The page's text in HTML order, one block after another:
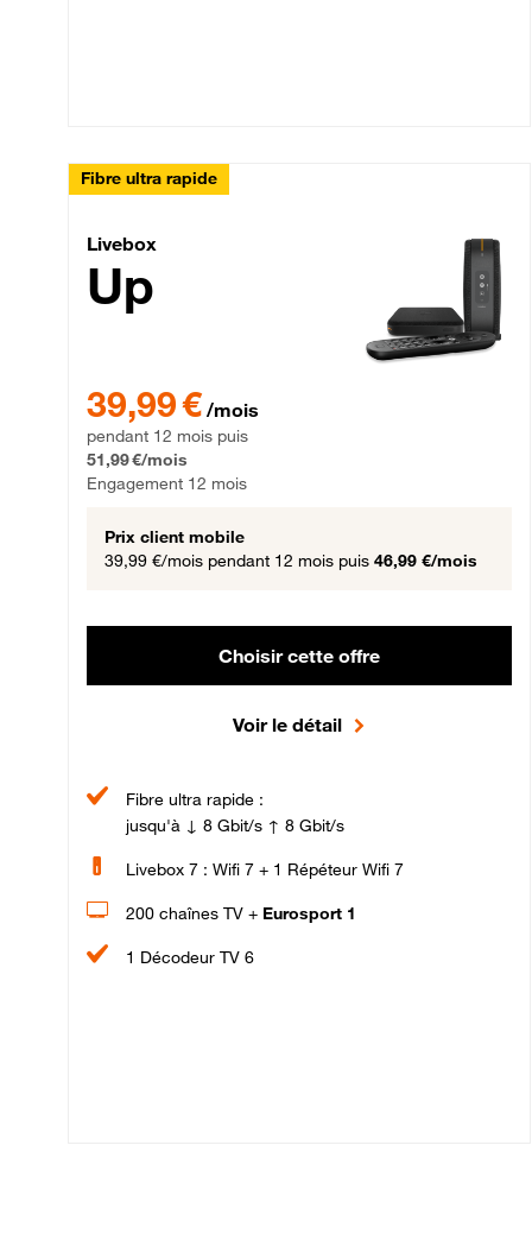
Fibre ultra rapide
Livebox Up Fibre
Livebox
Up
39,99 € /mois
pendant 12 mois puis
51,99 €/mois
Engagement 12 mois
Prix client mobile
39,99 €/mois pendant 12 mois puis 46,99 €/mois
Choisir cette offre
Voir le détail
Fibre ultra rapide :
jusqu'à ↓ 8 Gbit/s ↑ 8 Gbit/s
Livebox 7 : Wifi 7 + 1 Répéteur Wifi 7
200 chaînes TV + Eurosport 1
1 Décodeur TV 6